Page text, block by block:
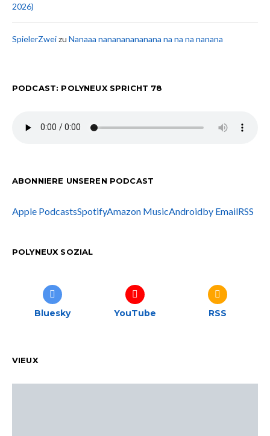
2026)
SpielerZweizu Nanaaa nanananananana na na na nanana
PODCAST: POLYNEUX SPRICHT 78
ABONNIERE UNSEREN PODCAST
Apple PodcastsSpotifyAmazon MusicAndroidby EmailRSS
POLYNEUX SOZIAL
Bluesky YouTube RSS
VIEUX